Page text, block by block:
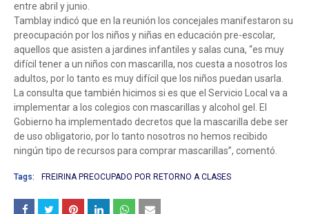
entre abril y junio.
Tamblay indicó que en la reunión los concejales manifestaron su
preocupación por los niños y niñas en educación pre-escolar,
aquellos que asisten a jardines infantiles y salas cuna, “es muy
difícil tener a un niños con mascarilla, nos cuesta a nosotros los
adultos, por lo tanto es muy difícil que los niños puedan usarla.
La consulta que también hicimos si es que el Servicio Local va a
implementar a los colegios con mascarillas y alcohol gel. El
Gobierno ha implementado decretos que la mascarilla debe ser
de uso obligatorio, por lo tanto nosotros no hemos recibido
ningún tipo de recursos para comprar mascarillas”, comentó.
Tags: FREIRINA PREOCUPADO POR RETORNO A CLASES